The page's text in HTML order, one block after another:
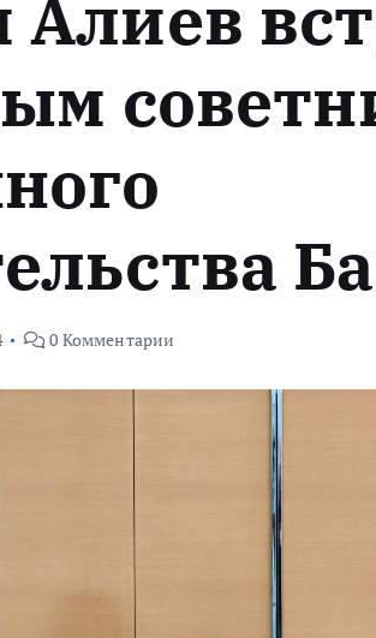
0 Комментарии